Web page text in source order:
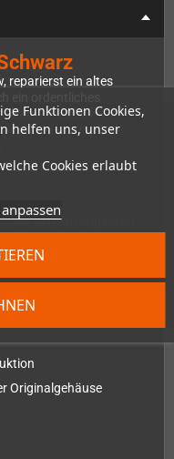
Funktionen Cookies,
helfen uns, unser
Cookies erlaubt
reparierst ein altes
Gehäuse im
genau das möglich –
das sich am originalen
für Standard-NES-
überall dort, wo ein
Originalgehäuse